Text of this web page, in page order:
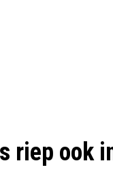
riep ook